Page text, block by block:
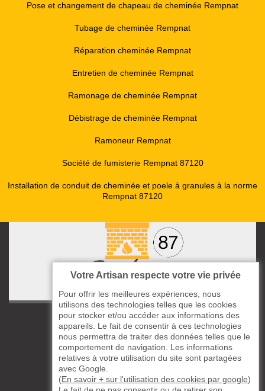
Pose et changement de chapeau de cheminée Rempnat
Tubage de cheminée Rempnat
Réparation cheminée Rempnat
Entretien de cheminée Rempnat
Ramonage de cheminée Rempnat
Débistrage de cheminée Rempnat
Ramoneur Rempnat
Société de fumisterie Rempnat 87120
Installation de conduit de cheminée et poele à granules à la norme
Rempnat 87120
ccas le Bourg
87220 Boisseuil
05 33 06 14 49
06 37 57 44 80
Votre Artisan respecte votre vie privée
Pour offrir les meilleures expériences, nous
utilisons des technologies telles que les cookies
pour stocker et/ou accéder aux informations des
appareils. Le fait de consentir à ces technologies
nous permettra de traiter des données telles que le
comportement de navigation. Les informations
relatives à votre utilisation du site sont partagées
avec Google.
(En savoir + sur l'utilisation des cookies par google)